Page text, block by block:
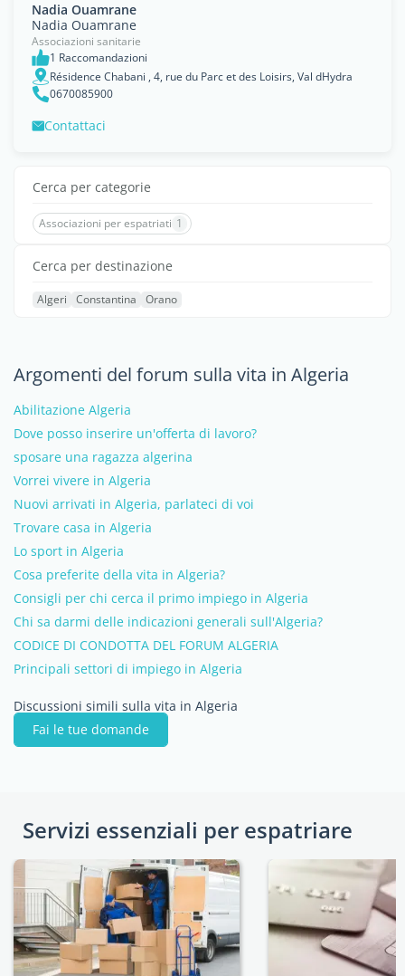
Nadia Ouamrane
Nadia Ouamrane
Associazioni sanitarie
1 Raccomandazioni
Résidence Chabani , 4, rue du Parc et des Loisirs, Val dHydra
0670085900
Contattaci
Cerca per categorie
Associazioni per espatriati 1
Cerca per destinazione
Algeri Constantina Orano
Argomenti del forum sulla vita in Algeria
Abilitazione Algeria
Dove posso inserire un'offerta di lavoro?
sposare una ragazza algerina
Vorrei vivere in Algeria
Nuovi arrivati in Algeria, parlateci di voi
Trovare casa in Algeria
Lo sport in Algeria
Cosa preferite della vita in Algeria?
Consigli per chi cerca il primo impiego in Algeria
Chi sa darmi delle indicazioni generali sull'Algeria?
CODICE DI CONDOTTA DEL FORUM ALGERIA
Principali settori di impiego in Algeria
Discussioni simili sulla vita in Algeria
Fai le tue domande
Servizi essenziali per espatriare